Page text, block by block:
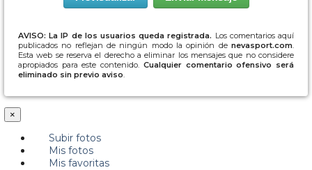
AVISO: La IP de los usuarios queda registrada. Los comentarios aquí
publicados no reflejan de ningún modo la opinión de nevasport.com
Esta web se reserva el derecho a eliminar los mensajes que no considere
apropiados para este contenido. Cualquier comentario ofensivo será
eliminado sin previo aviso
×
Subir fotos
Mis fotos
Mis favoritas